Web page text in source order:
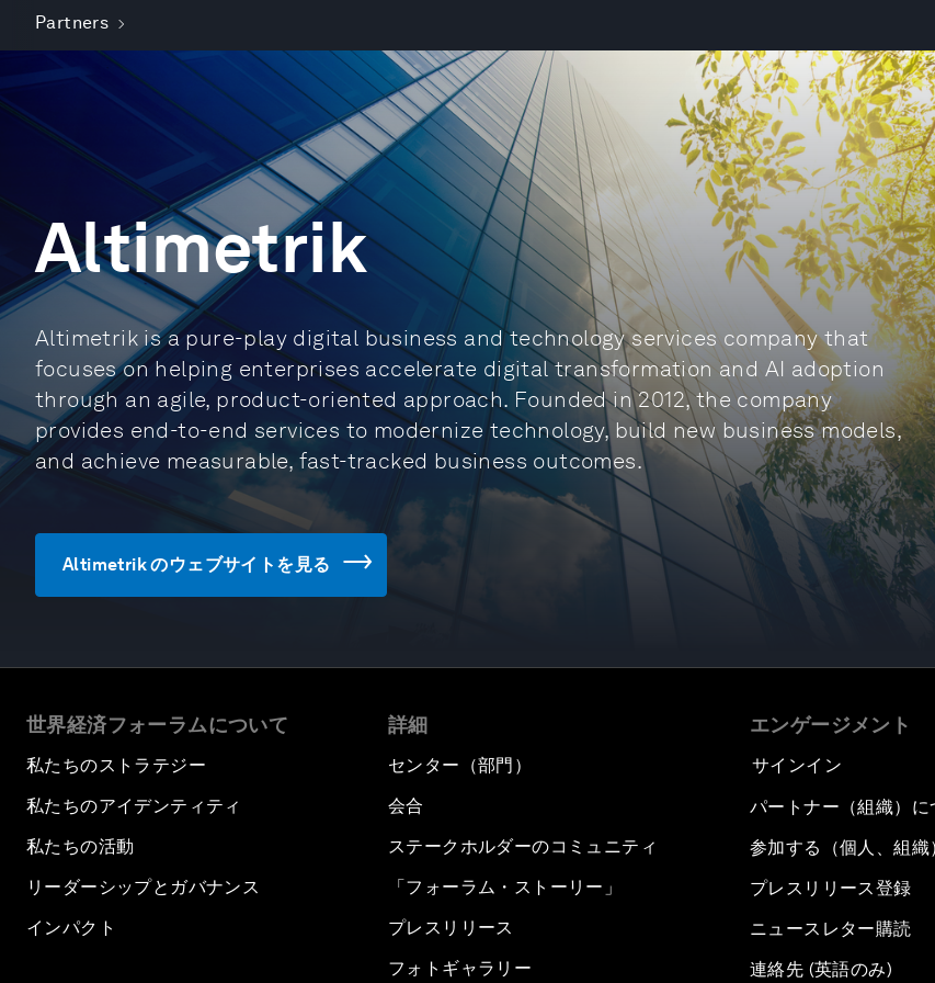
Partners
Altimetrik
Altimetrik is a pure-play digital business and technology services company that
focuses on helping enterprises accelerate digital transformation and AI adoption
through an agile, product-oriented approach. Founded in 2012, the company
provides end-to-end services to modernize technology, build new business models,
and achieve measurable, fast-tracked business outcomes.
Altimetrik のウェブサイトを見る
世界経済フォーラムについて
私たちのストラテジー
私たちのアイデンティティ
私たちの活動
リーダーシップとガバナンス
インパクト
詳細
センター（部門）
会合
ステークホルダーのコミュニティ
「フォーラム・ストーリー」
プレスリリース
フォトギャラリー
エンゲージメント
サインイン
パートナー（組織）に
参加する（個人、組織
プレスリリース登録
ニュースレター購読
連絡先 (英語のみ)